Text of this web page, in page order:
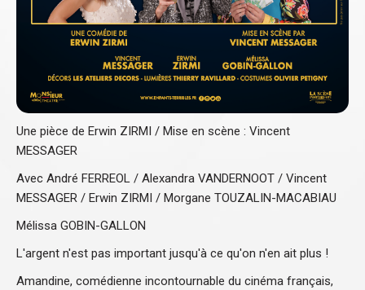
Une pièce de Erwin ZIRMI / Mise en scène : Vincent
MESSAGER
Avec André FERREOL / Alexandra VANDERNOOT / Vincent
MESSAGER / Erwin ZIRMI / Morgane TOUZALIN-MACABIAU
Mélissa GOBIN-GALLON
L'argent n'est pas important jusqu'à ce qu'on n'en ait plus !
Amandine, comédienne incontournable du cinéma français,